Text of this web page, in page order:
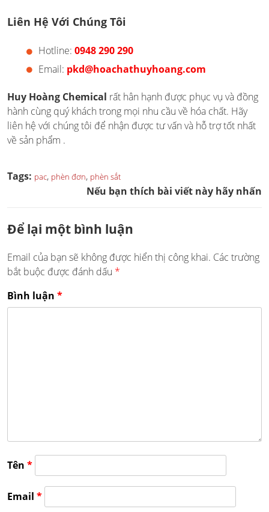
Liên Hệ Với Chúng Tôi
Hotline: 0948 290 290
Email: pkd@hoachathuyhoang.com
Huy Hoàng Chemical rất hân hạnh được phục vụ và đồng
hành cùng quý khách trong mọi nhu cầu về hóa chất. Hãy
liên hệ với chúng tôi để nhận được tư vấn và hỗ trợ tốt nhất
về sản phẩm .
Tags: pac, phèn đơn, phèn sắt
Nếu bạn thích bài viết này hãy nhấn
Để lại một bình luận
Email của bạn sẽ không được hiển thị công khai. Các trường
bắt buộc được đánh dấu *
Bình luận *
Tên *
Email *